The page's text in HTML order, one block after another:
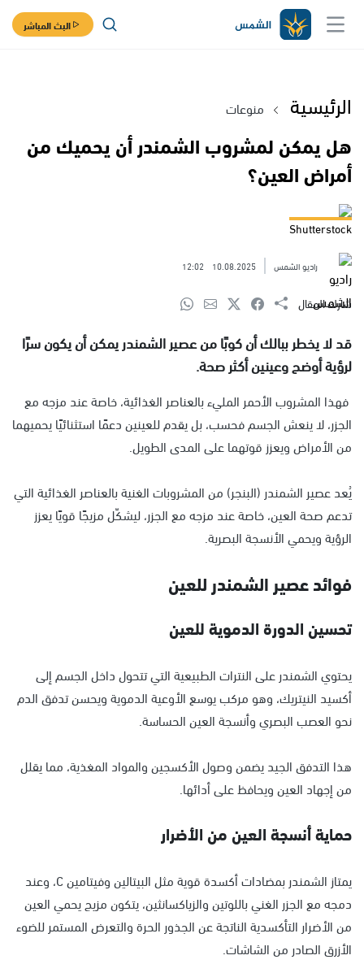
البث المباشر
الرئيسية منوعات
هل يمكن لمشروب الشمندر أن يحميك من
أمراض العين؟
Shutterstock
راديو الشمس 10.08.2025
12:02
شارك المقال
قد لا يخطر ببالك أن كوبًا من عصير الشمندر يمكن أن يكون سرًا
لرؤية أوضح وعينين أكثر صحة.
فهذا المشروب الأحمر المليء بالعناصر الغذائية، خاصة عند مزجه مع
الجزر، لا ينعش الجسم فحسب، بل يقدم للعينين دعمًا استثنائيًا يحميهما
من الأمراض ويعزز قوتهما على المدى الطويل.
يُعد عصير الشمندر (البنجر) من المشروبات الغنية بالعناصر الغذائية التي
تدعم صحة العين، خاصة عند مزجه مع الجزر، ليشكّل مزيجًا قويًا يعزز
الرؤية ويحمي الأنسجة البصرية.
فوائد عصير الشمندر للعين
تحسين الدورة الدموية للعين
يحتوي الشمندر على النترات الطبيعية التي تتحول داخل الجسم إلى
أكسيد النيتريك، وهو مركب يوسع الأوعية الدموية ويحسن تدفق الدم
نحو العصب البصري وأنسجة العين الحساسة.
هذا التدفق الجيد يضمن وصول الأكسجين والمواد المغذية، مما يقلل
من إجهاد العين ويحافظ على أدائها.
حماية أنسجة العين من الأضرار
يمتاز الشمندر بمضادات أكسدة قوية مثل البيتالين وفيتامين C، وعند
دمجه مع الجزر الغني باللوتين والزياكسانثين، يتكون مزيج يحمي العين
من الأضرار التأكسدية الناتجة عن الجذور الحرة والتعرض المستمر للضوء
الأزرق الصادر من الشاشات.